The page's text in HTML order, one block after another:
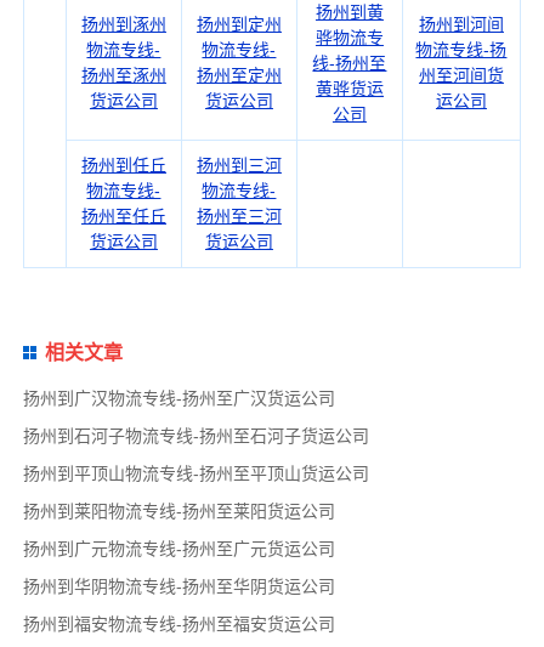
扬州到涿州
物流专线-
扬州至涿州
货运公司
扬州到定州
物流专线-
扬州至定州
货运公司
扬州到黄
骅物流专
线-扬州至
黄骅货运
公司
扬州到河间
物流专线-扬
州至河间货
运公司
扬州到任丘
物流专线-
扬州至任丘
货运公司
扬州到三河
物流专线-
扬州至三河
货运公司
相关文章
扬州到广汉物流专线-扬州至广汉货运公司
扬州到石河子物流专线-扬州至石河子货运公司
扬州到平顶山物流专线-扬州至平顶山货运公司
扬州到莱阳物流专线-扬州至莱阳货运公司
扬州到广元物流专线-扬州至广元货运公司
扬州到华阴物流专线-扬州至华阴货运公司
扬州到福安物流专线-扬州至福安货运公司